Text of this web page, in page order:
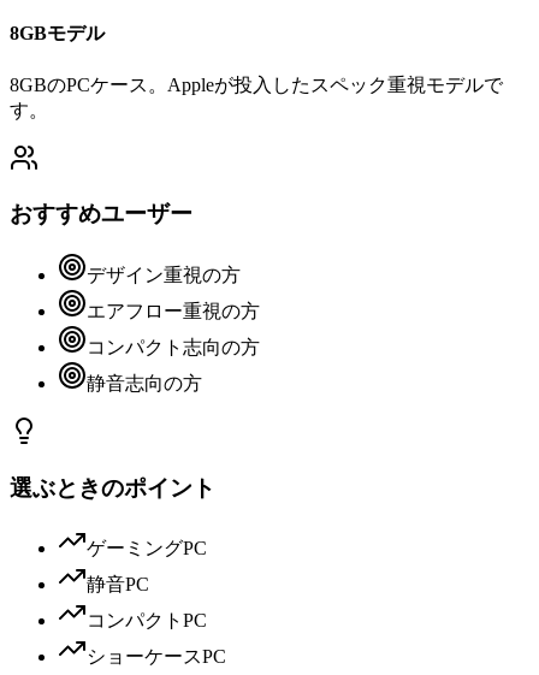
8GBモデル
8GBのPCケース。Appleが投入したスペック重視モデルで
す。
おすすめユーザー
デザイン重視の方
エアフロー重視の方
コンパクト志向の方
静音志向の方
選ぶときのポイント
ゲーミングPC
静音PC
コンパクトPC
ショーケースPC